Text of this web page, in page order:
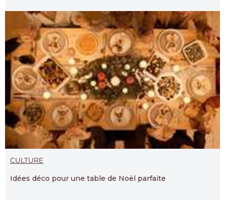
CULTURE
Idées déco pour une table de Noël parfaite